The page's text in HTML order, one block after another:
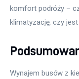
komfort podróży –
klimatyzację, czy
Wynajem busów z